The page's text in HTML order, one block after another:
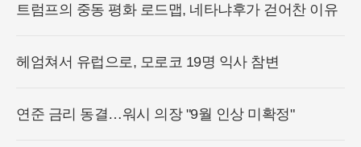
트럼프의 중동 평화 로드맵, 네타냐후가 걷어찬 이유
헤엄쳐서 유럽으로, 모로코 19명 익사 참변
연준 금리 동결…워시 의장 "9월 인상 미확정"